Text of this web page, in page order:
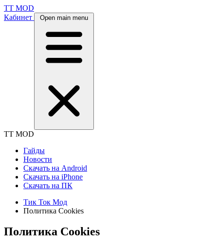
TT MOD
Кабинет
Open main menu
TT MOD
Гайды
Новости
Скачать на Android
Скачать на iPhone
Скачать на ПК
Тик Ток Мод
Политика Cookies
Политика Cookies